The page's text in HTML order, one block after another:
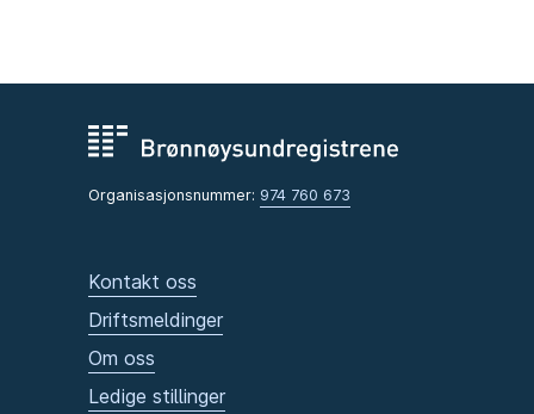
Organisasjonsnummer: 974 760 673
Kontakt oss
Driftsmeldinger
Om oss
Ledige stillinger